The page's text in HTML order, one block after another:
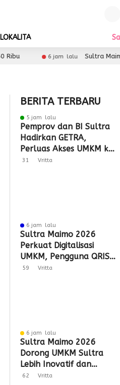
LOKALITA
6 jam lalu Sultra Maimo 2026
BERITA TERBARU
5 jam lalu
Pemprov dan BI Sultra
Hadirkan GETRA,
Perluas Akses UMKM ke
Pasar Global
31 Vritta
6 jam lalu
Sultra Maimo 2026
Perkuat Digitalisasi
UMKM, Pengguna QRIS
Tembus 350 Ribu
59 Vritta
6 jam lalu
Sultra Maimo 2026
Dorong UMKM Sultra
Lebih Inovatif dan
Berdaya Saing
62 Vritta